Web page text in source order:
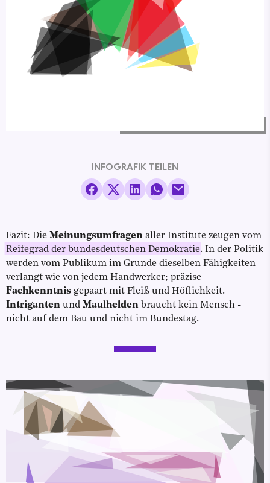
INFOGRAFIK TEILEN
Fazit: Die Meinungsumfragen aller Institute zeugen vom
Reifegrad der bundesdeutschen Demokratie. In der Politik
werden vom Publikum im Grunde dieselben Fähigkeiten
verlangt wie von jedem Handwerker; präzise
Fachkenntnis gepaart mit Fleiß und Höflichkeit.
Intriganten und Maulhelden braucht kein Mensch -
nicht auf dem Bau und nicht im Bundestag.